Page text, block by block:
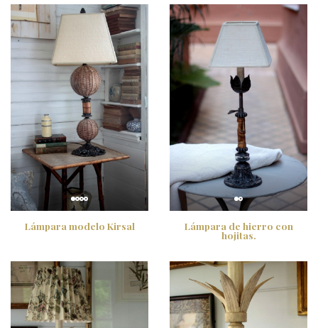
Lámpara modelo Kirsal Lámpara de hierro con
hojitas.